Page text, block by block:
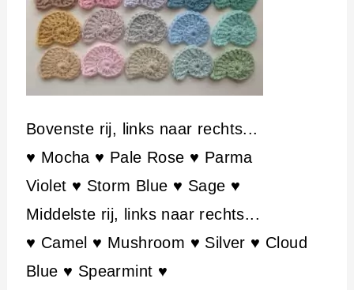
Bovenste rij, links naar rechts...
♥ Mocha ♥ Pale Rose ♥ Parma
Violet ♥ Storm Blue ♥ Sage ♥
Middelste rij, links naar rechts...
♥ Camel ♥ Mushroom ♥ Silver ♥ Cloud
Blue ♥ Spearmint ♥